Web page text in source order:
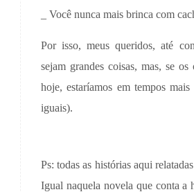
_ Você nunca mais brinca com
Por isso, meus queridos, até
sejam grandes coisas, mas, se
hoje, estaríamos em tempos
iguais).
Ps: todas as histórias aqui
Igual naquela novela que conta a